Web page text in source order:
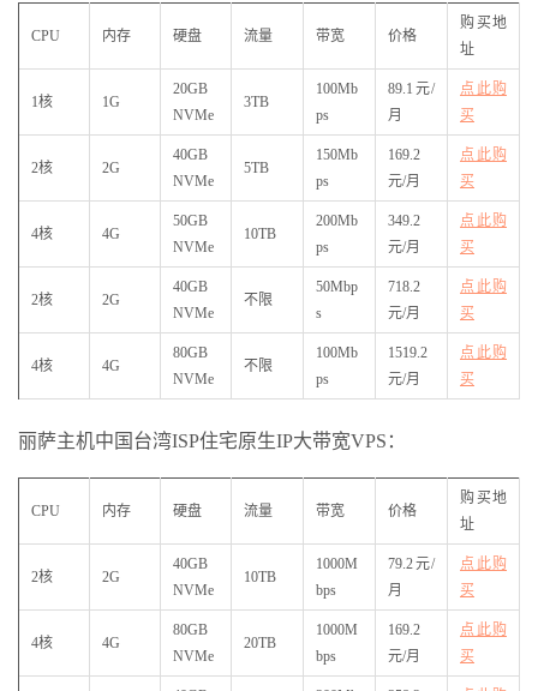
CPU 内存 硬盘 流量 带宽 价格
购买地
址
1核 1G
20GB
NVMe
3TB
100Mb
ps
89.1元/
月
点此购
买
2核 2G
40GB
NVMe
5TB
150Mb
ps
169.2
元/月
点此购
买
4核 4G
50GB
NVMe
10TB
200Mb
ps
349.2
元/月
点此购
买
2核 2G
40GB
NVMe
不限
50Mbp
s
718.2
元/月
点此购
买
4核 4G
80GB
NVMe
不限
100Mb
ps
1519.2
元/月
点此购
买
丽萨主机中国台湾ISP住宅原生IP大带宽VPS：
CPU 内存 硬盘 流量 带宽 价格
购买地
址
2核 2G
40GB
NVMe
10TB
1000M
bps
79.2元/
月
点此购
买
4核 4G
80GB
NVMe
20TB
1000M
bps
169.2
元/月
点此购
买